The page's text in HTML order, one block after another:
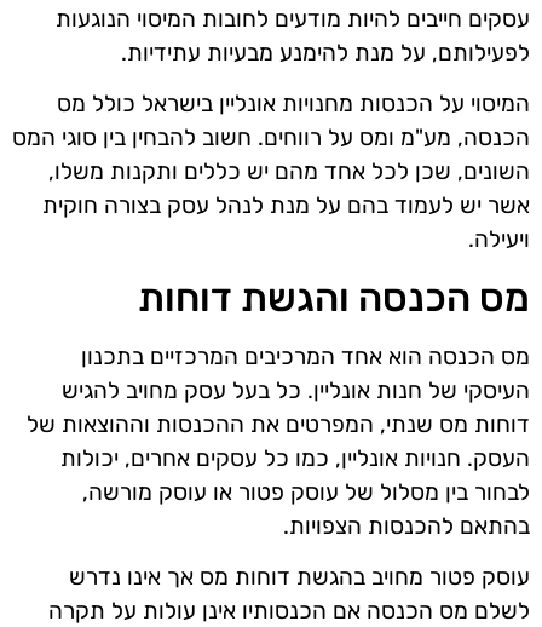
עסקים חייבים להיות מודעים לחובות המיסוי הנוגעות
לפעילותם, על מנת להימנע מבעיות עתידיות.
המיסוי על הכנסות מחנויות אונליין בישראל כולל מס
הכנסה, מע"מ ומס על רווחים. חשוב להבחין בין סוגי המס
השונים, שכן לכל אחד מהם יש כללים ותקנות משלו,
אשר יש לעמוד בהם על מנת לנהל עסק בצורה חוקית
ויעילה.
מס הכנסה והגשת דוחות
מס הכנסה הוא אחד המרכיבים המרכזיים בתכנון
העיסקי של חנות אונליין. כל בעל עסק מחויב להגיש
דוחות מס שנתי, המפרטים את ההכנסות וההוצאות של
העסק. חנויות אונליין, כמו כל עסקים אחרים, יכולות
לבחור בין מסלול של עוסק פטור או עוסק מורשה,
בהתאם להכנסות הצפויות.
עוסק פטור מחויב בהגשת דוחות מס אך אינו נדרש
לשלם מס הכנסה אם הכנסותיו אינן עולות על תקרה